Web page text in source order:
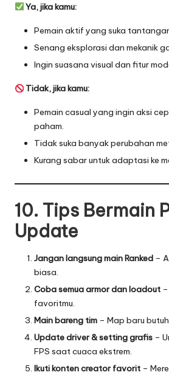
Ya, jika kamu:
Pemain aktif yang suka
Senang eksplorasi dan mekanik
Ingin suasana visual dan fitur
Tidak, jika kamu:
Pemain casual yang ingin aksi
paham.
Tidak suka banyak perubahan
Kurang sabar untuk adaptasi ke
10. Tips Bermain
Update
Jangan langsung main Ranked –
biasa.
Coba semua armor dan loadout
favoritmu.
Main bareng tim – Map baru
Update driver & setting grafis –
FPS saat cuaca ekstrem.
Ikuti konten creator favorit –